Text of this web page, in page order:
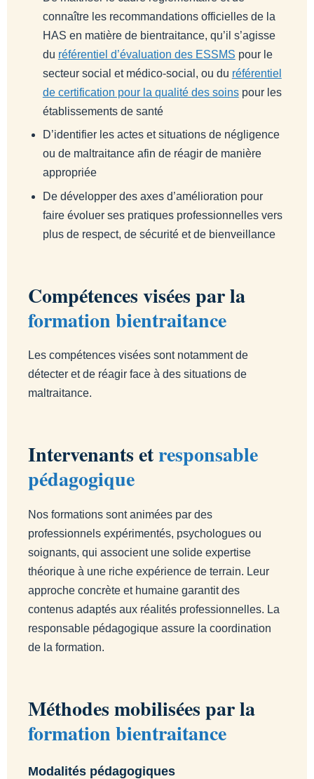
connaître les recommandations officielles de la
HAS en matière de bientraitance, qu’il s’agisse
du référentiel d’évaluation des ESSMS pour le
secteur social et médico-social, ou du référentiel
de certification pour la qualité des soinspour les
établissements de santé
D’identifier les actes et situations de négligence
ou de maltraitance afin de réagir de manière
appropriée
De développer des axes d’amélioration pour
faire évoluer ses pratiques professionnelles vers
plus de respect, de sécurité et de bienveillance
Compétences visées par la
formation bientraitance
Les compétences visées sont notamment de
détecter et de réagir face à des situations de
maltraitance.
Intervenants etresponsable
pédagogique
Nos formations sont animées par des
professionnels expérimentés, psychologues ou
soignants, qui associent une solide expertise
théorique à une riche expérience de terrain. Leur
approche concrète et humaine garantit des
contenus adaptés aux réalités professionnelles. La
responsable pédagogique assure la coordination
de la formation.
Méthodes mobilisées par la
formation bientraitance
Modalités pédagogiques